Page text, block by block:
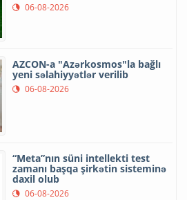
06-08-2026
AZCON-a "Azərkosmos"la bağlı
yeni səlahiyyətlər verilib
06-08-2026
“Meta”nın süni intellekti test
zamanı başqa şirkətin sisteminə
daxil olub
06-08-2026